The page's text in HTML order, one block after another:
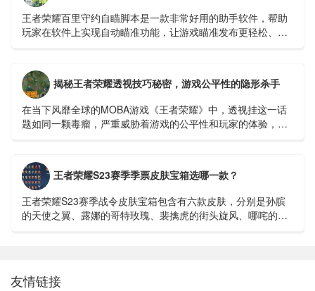
王者荣耀百里守约自瞄脚本是一款非常好用的助手软件，帮助
玩家在软件上实现自动瞄准功能，让游戏瞄准发布更轻松、更
揭秘王者荣耀透视技巧秘密，游戏公平性的隐形杀手
在当下风靡全球的MOBA游戏《王者荣耀》中，透视挂这一话
题如同一颗毒瘤，严重威胁着游戏的公平性和玩家的体验，我
王者荣耀S23赛季季票皮肤宝箱选哪一款？
王者荣耀S23赛季战令皮肤宝箱包含有六款皮肤，分别是孙膑
的天使之翼、露娜的哥特玫瑰、裴擒虎的街头旋风、哪咤的三
友情链接